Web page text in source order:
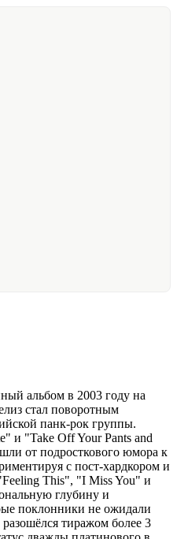
альбом в 2003 году на
стал поворотным
панк-рок группы.
и "Take Off Your Pants and
от подросткового юмора к
с пост-хардкором и
This", "I Miss You" и
глубину и
поклонники не ожидали
тиражом более 3